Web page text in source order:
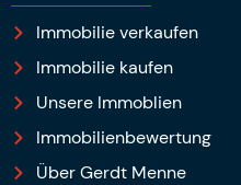
Immobilie verkaufen
Immobilie kaufen
Unsere Immoblien
Immobilienbewertung
Über Gerdt Menne